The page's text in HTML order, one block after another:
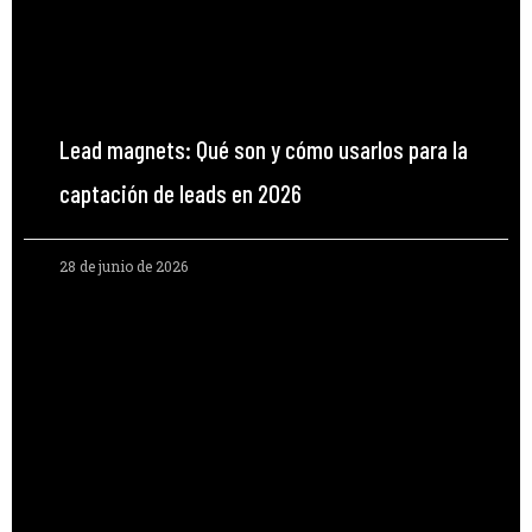
Lead magnets: Qué son y cómo usarlos para la
captación de leads en 2026
28 de junio de 2026